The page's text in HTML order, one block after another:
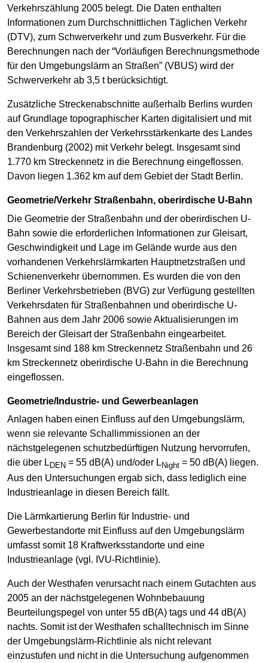
Verkehrszählung 2005 belegt. Die Daten enthalten
Informationen zum Durchschnittlichen Täglichen Verkehr
(DTV), zum Schwerverkehr und zum Busverkehr. Für die
Berechnungen nach der “Vorläufigen Berechnungsmethode
für den Umgebungslärm an Straßen” (VBUS) wird der
Schwerverkehr ab 3,5 t berücksichtigt.
Zusätzliche Streckenabschnitte außerhalb Berlins wurden
auf Grundlage topographischer Karten digitalisiert und mit
den Verkehrszahlen der Verkehrsstärkenkarte des Landes
Brandenburg (2002) mit Verkehr belegt. Insgesamt sind
1.770 km Streckennetz in die Berechnung eingeflossen.
Davon liegen 1.362 km auf dem Gebiet der Stadt Berlin.
Geometrie/Verkehr Straßenbahn, oberirdische U-Bahn
Die Geometrie der Straßenbahn und der oberirdischen U-
Bahn sowie die erforderlichen Informationen zur Gleisart,
Geschwindigkeit und Lage im Gelände wurde aus den
vorhandenen Verkehrslärmkarten Hauptnetzstraßen und
Schienenverkehr übernommen. Es wurden die von den
Berliner Verkehrsbetrieben (BVG) zur Verfügung gestellten
Verkehrsdaten für Straßenbahnen und oberirdische U-
Bahnen aus dem Jahr 2006 sowie Aktualisierungen im
Bereich der Gleisart der Straßenbahn eingearbeitet.
Insgesamt sind 188 km Streckennetz Straßenbahn und 26
km Streckennetz oberirdische U-Bahn in die Berechnung
eingeflossen.
Geometrie/Industrie- und Gewerbeanlagen
Anlagen haben einen Einfluss auf den Umgebungslärm,
wenn sie relevante Schallimmissionen an der
nächstgelegenen schutzbedürftigen Nutzung hervorrufen,
die über L DEN = 55 dB(A) und/oder L Night = 50 dB(A) liegen.
Aus den Untersuchungen ergab sich, dass lediglich eine
Industrieanlage in diesen Bereich fällt.
Die Lärmkartierung Berlin für Industrie- und
Gewerbestandorte mit Einfluss auf den Umgebungslärm
umfasst somit 18 Kraftwerksstandorte und eine
Industrieanlage (vgl. IVU-Richtlinie).
Auch der Westhafen verursacht nach einem Gutachten aus
2005 an der nächstgelegenen Wohnbebauung
Beurteilungspegel von unter 55 dB(A) tags und 44 dB(A)
nachts. Somit ist der Westhafen schalltechnisch im Sinne
der Umgebungslärm-Richtlinie als nicht relevant
einzustufen und nicht in die Untersuchung aufgenommen